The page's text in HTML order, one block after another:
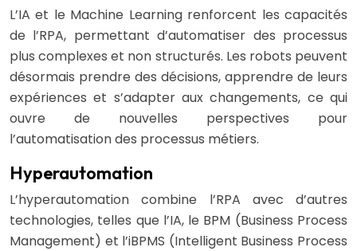
L’IA et le Machine Learning renforcent les capacités
de l’RPA, permettant d’automatiser des processus
plus complexes et non structurés. Les robots peuvent
désormais prendre des décisions, apprendre de leurs
expériences et s’adapter aux changements, ce qui
ouvre de nouvelles perspectives pour
l’automatisation des processus métiers.
Hyperautomation
L’hyperautomation combine l’RPA avec d’autres
technologies, telles que l’IA, le BPM (Business Process
Management) et l’iBPMS (Intelligent Business Process